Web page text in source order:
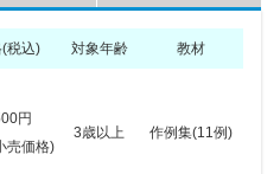
税込) 対象年齢 教材
円
売価格)
3歳以上 作例集(11例)